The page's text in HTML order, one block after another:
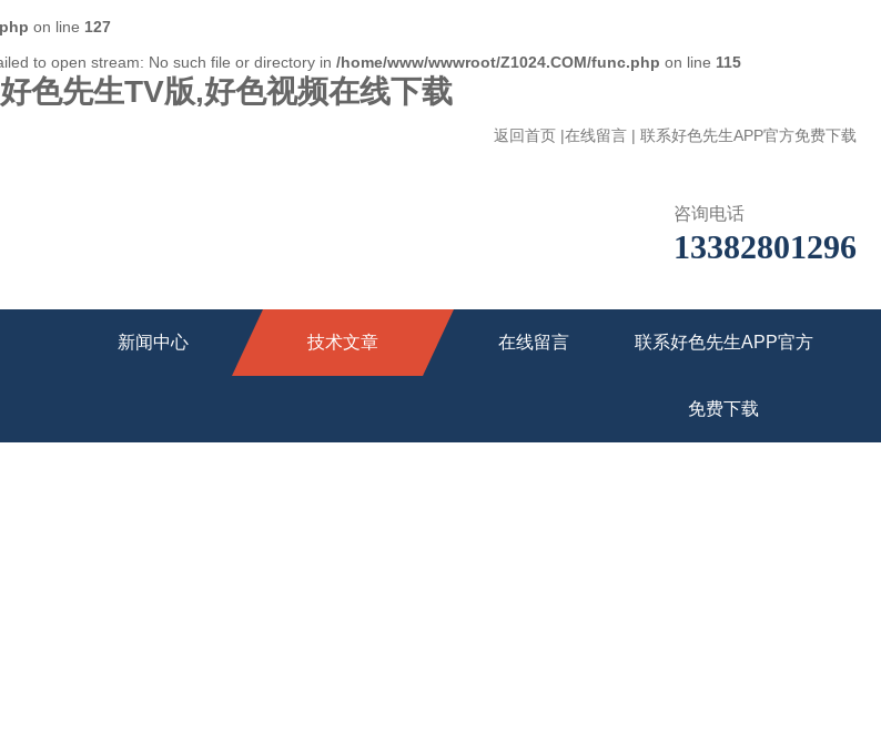
on line 127
to open stream: No such file or directory in /home/www/wwwroot/Z1024.COM/func.php on line 115
色先生TV版,好色视频在线下载
返回首页 |在线留言 | 联系好色先生APP官方免费下载
咨询电话
13382801296
新闻中心 技术文章 在线留言 联系好色先生APP官方
免费下载